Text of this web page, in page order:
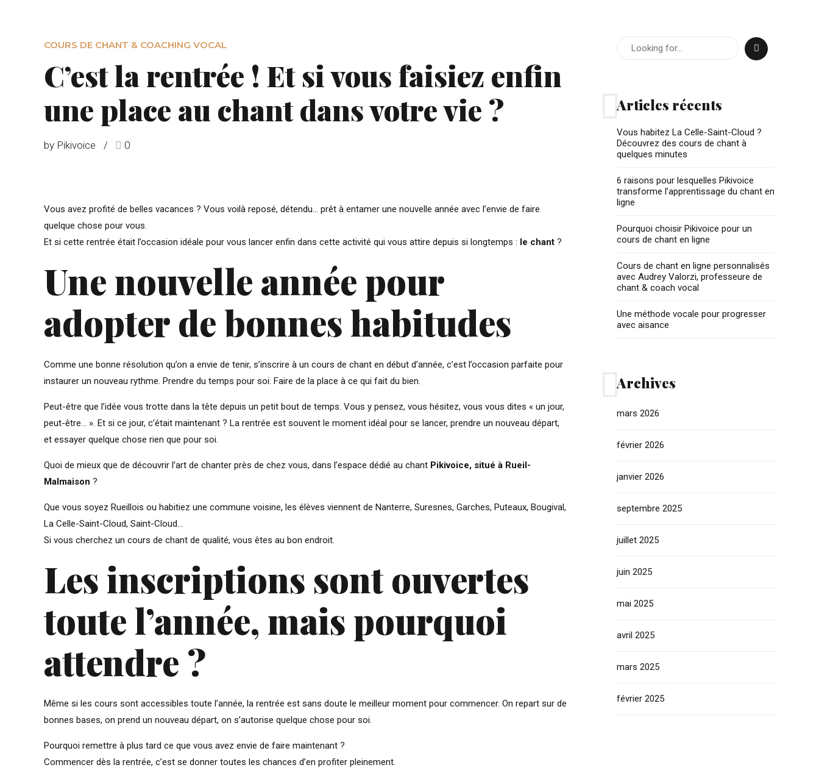
COURS DE CHANT & COACHING VOCAL
C’est la rentrée ! Et si vous faisiez enfin
une place au chant dans votre vie ?
by Pikivoice 0
Vous avez profité de belles vacances ? Vous voilà reposé, détendu… prêt à entamer une nouvelle année avec l’envie de faire
quelque chose pour vous.
Et si cette rentrée était l’occasion idéale pour vous lancer enfin dans cette activité qui vous attire depuis si longtemps : le chant ?
Une nouvelle année pour
adopter de bonnes habitudes
Comme une bonne résolution qu’on a envie de tenir, s’inscrire à un cours de chant en début d’année, c’est l’occasion parfaite pour
instaurer un nouveau rythme. Prendre du temps pour soi. Faire de la place à ce qui fait du bien.
Peut-être que l’idée vous trotte dans la tête depuis un petit bout de temps. Vous y pensez, vous hésitez, vous vous dites « un jour,
peut-être… ». Et si ce jour, c’était maintenant ? La rentrée est souvent le moment idéal pour se lancer, prendre un nouveau départ,
et essayer quelque chose rien que pour soi.
Quoi de mieux que de découvrir l’art de chanter près de chez vous, dans l’espace dédié au chant Pikivoice, situé à Rueil-
Malmaison ?
Que vous soyez Rueillois ou habitiez une commune voisine, les élèves viennent de Nanterre, Suresnes, Garches, Puteaux, Bougival,
La Celle-Saint-Cloud, Saint-Cloud…
Si vous cherchez un cours de chant de qualité, vous êtes au bon endroit.
Les inscriptions sont ouvertes
toute l’année, mais pourquoi
attendre ?
Même si les cours sont accessibles toute l’année, la rentrée est sans doute le meilleur moment pour commencer. On repart sur de
bonnes bases, on prend un nouveau départ, on s’autorise quelque chose pour soi.
Pourquoi remettre à plus tard ce que vous avez envie de faire maintenant ?
Commencer dès la rentrée, c’est se donner toutes les chances d’en profiter pleinement.
Articles récents
Vous habitez La Celle-Saint-Cloud ?
Découvrez des cours de chant à
quelques minutes
6 raisons pour lesquelles Pikivoice
transforme l’apprentissage du chant en
ligne
Pourquoi choisir Pikivoice pour un
cours de chant en ligne
Cours de chant en ligne personnalisés
avec Audrey Valorzi, professeure de
chant & coach vocal
Une méthode vocale pour progresser
avec aisance
Archives
mars 2026
février 2026
janvier 2026
septembre 2025
juillet 2025
juin 2025
mai 2025
avril 2025
mars 2025
février 2025